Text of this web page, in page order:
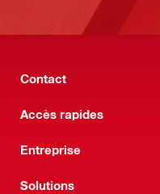
Contact
Accès rapides
Entreprise
Solutions